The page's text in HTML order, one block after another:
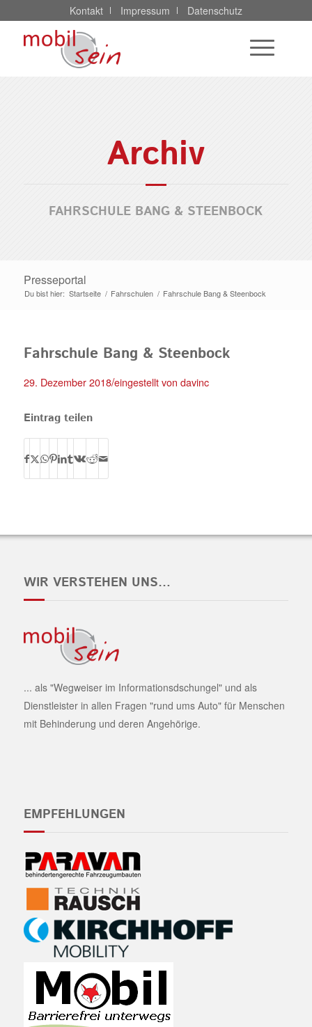
Kontakt Impressum Datenschutz
Archiv
FAHRSCHULE BANG & STEENBOCK
Presseportal
Du bist hier: Startseite / Fahrschulen / Fahrschule Bang & Steenbock
Fahrschule Bang & Steenbock
29. Dezember 2018/eingestellt von davinc
Eintrag teilen
WIR VERSTEHEN UNS…
... als "Wegweiser im Informationsdschungel" und als
Dienstleister in allen Fragen "rund ums Auto" für Menschen
mit Behinderung und deren Angehörige.
EMPFEHLUNGEN